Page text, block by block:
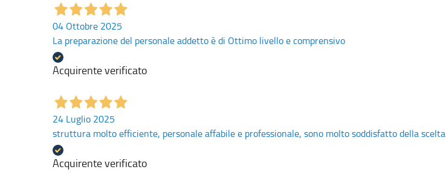
04 Ottobre 2025
La preparazione del personale addetto è di Ottimo livello e comprensivo
Acquirente verificato
24 Luglio 2025
struttura molto efficiente, personale affabile e professionale, sono molto soddisfatto della scelta
Acquirente verificato